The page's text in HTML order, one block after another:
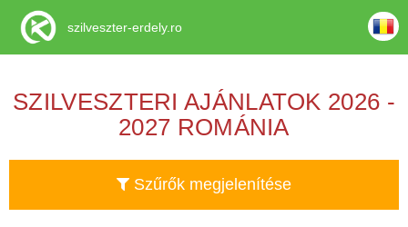
SZILVESZTERI AJÁNLATOK 2026 -
2027 ROMÁNIA
Szűrők megjelenítése
szilveszter-erdely.ro